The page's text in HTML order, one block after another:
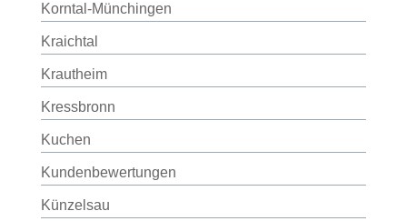
Korntal-Münchingen
Kraichtal
Krautheim
Kressbronn
Kuchen
Kundenbewertungen
Künzelsau